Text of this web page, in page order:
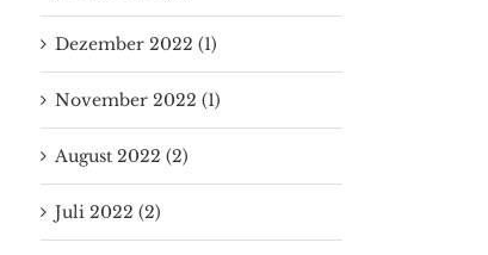
Dezember 2022 (1)
November 2022 (1)
August 2022 (2)
Juli 2022 (2)